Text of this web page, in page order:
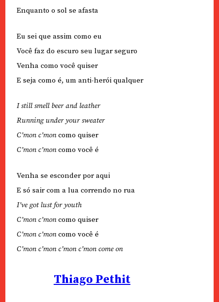
Enquanto o sol se afasta
Eu sei que assim como eu
Você faz do escuro seu lugar seguro
Venha como você quiser
E seja como é, um anti-herói qualquer
I still smell beer and leather
Running under your sweater
C’mon c’moncomo quiser
C’mon c’moncomo você é
Venha se esconder por aqui
E só sair com a lua correndo no rua
I’ve got lust for youth
C’mon c’moncomo quiser
C’mon c’moncomo você é
C’mon c’mon c’mon c’mon come on
Thiago Pethit